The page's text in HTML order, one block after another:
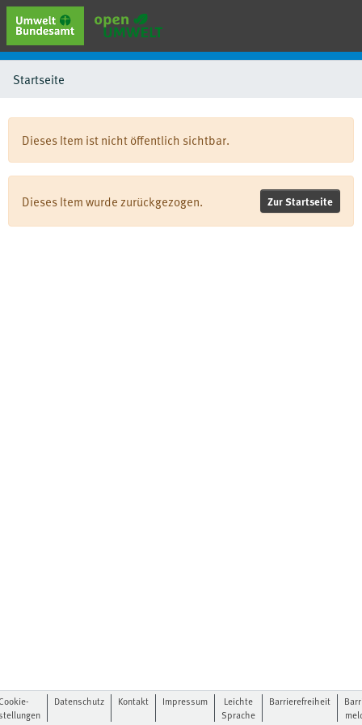
erweiterte Suche
Browse
Sammlungen
Schlagwörter
Startseite
Dieses Item ist nicht öffentlich sichtbar.
Dieses Item wurde zurückgezogen. Zur Startseite
Datenschutz Kontakt Impressum
Leichte
Sprache
Barrierefreiheit